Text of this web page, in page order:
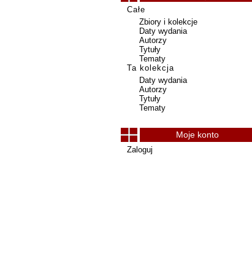
Całe
Zbiory i kolekcje
Daty wydania
Autorzy
Tytuły
Tematy
Ta kolekcja
Daty wydania
Autorzy
Tytuły
Tematy
Moje konto
Zaloguj